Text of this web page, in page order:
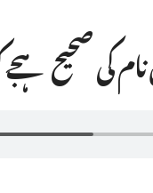
کی صحیح